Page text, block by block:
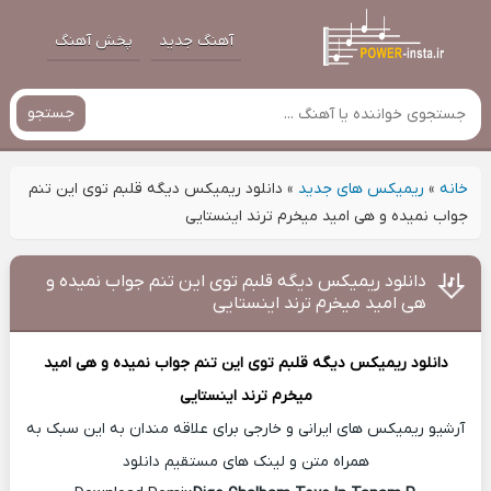
آهنگ جدید پخش آهنگ
جستجو
خانه» ریمیکس های جدید » دانلود ریمیکس دیگه قلبم توی این تنم
جواب نمیده و هی امید میخرم ترند اینستایی
دانلود ریمیکس دیگه قلبم توی این تنم جواب نمیده و
هی امید میخرم ترند اینستایی
دانلود ریمیکس دیگه قلبم توی این تنم جواب نمیده و هی امید
میخرم ترند اینستایی
آرشیو ریمیکس های ایرانی و خارجی برای علاقه مندان به این سبک به
همراه متن و لینک های مستقیم دانلود